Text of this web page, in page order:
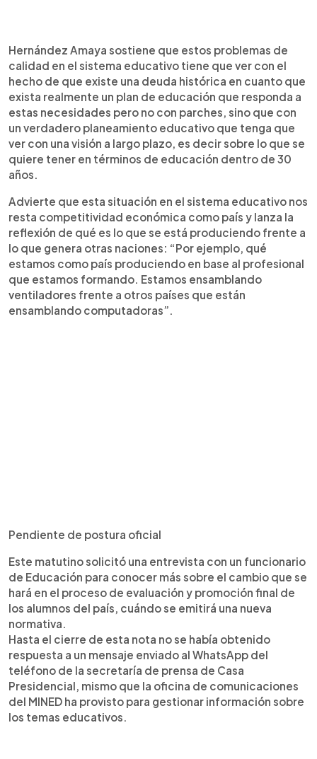
Hernández Amaya sostiene que estos problemas de
calidad en el sistema educativo tiene que ver con el
hecho de que existe una deuda histórica en cuanto que
exista realmente un plan de educación que responda a
estas necesidades pero no con parches, sino que con
un verdadero planeamiento educativo que tenga que
ver con una visión a largo plazo, es decir sobre lo que se
quiere tener en términos de educación dentro de 30
años.
Advierte que esta situación en el sistema educativo nos
resta competitividad económica como país y lanza la
reflexión de qué es lo que se está produciendo frente a
lo que genera otras naciones: “Por ejemplo, qué
estamos como país produciendo en base al profesional
que estamos formando. Estamos ensamblando
ventiladores frente a otros países que están
ensamblando computadoras”.
Pendiente de postura oficial
Este matutino solicitó una entrevista con un funcionario
de Educación para conocer más sobre el cambio que se
hará en el proceso de evaluación y promoción final de
los alumnos del país, cuándo se emitirá una nueva
normativa.
Hasta el cierre de esta nota no se había obtenido
respuesta a un mensaje enviado al WhatsApp del
teléfono de la secretaría de prensa de Casa
Presidencial, mismo que la oficina de comunicaciones
del MINED ha provisto para gestionar información sobre
los temas educativos.